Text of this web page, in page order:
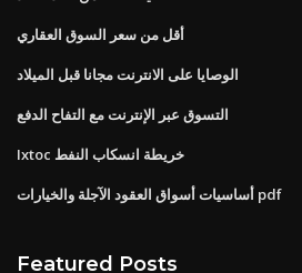
أقل من سعر السوق العقاري
الوصايا على الانترنت مجانا قبل الميلاد
التسوق عبر الإنترنت مع التفاح الدفع
Ixtoc خريطة انسكاب النفط
أساسيات أسواق العقود الآجلة والخيارات pdf
Featured Posts